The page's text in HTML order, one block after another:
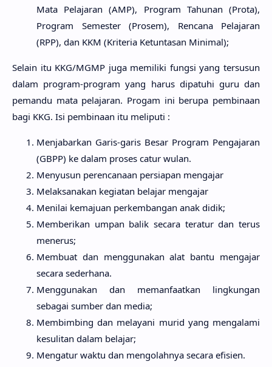
Mata Pelajaran (AMP), Program Tahunan (Prota),
Program Semester (Prosem), Rencana Pelajaran
(RPP), dan KKM (Kriteria Ketuntasan Minimal);
Selain itu KKG/MGMP juga memiliki fungsi yang tersusun
dalam program-program yang harus dipatuhi guru dan
pemandu mata pelajaran. Progam ini berupa pembinaan
bagi KKG. Isi pembinaan itu meliputi :
Menjabarkan Garis-garis Besar Program Pengajaran
(GBPP) ke dalam proses catur wulan.
Menyusun perencanaan persiapan mengajar
Melaksanakan kegiatan belajar mengajar
Menilai kemajuan perkembangan anak didik;
Memberikan umpan balik secara teratur dan terus
menerus;
Membuat dan menggunakan alat bantu mengajar
secara sederhana.
Menggunakan dan memanfaatkan lingkungan
sebagai sumber dan media;
Membimbing dan melayani murid yang mengalami
kesulitan dalam belajar;
Mengatur waktu dan mengolahnya secara efisien.